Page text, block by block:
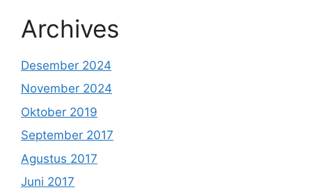
Archives
Desember 2024
November 2024
Oktober 2019
September 2017
Agustus 2017
Juni 2017